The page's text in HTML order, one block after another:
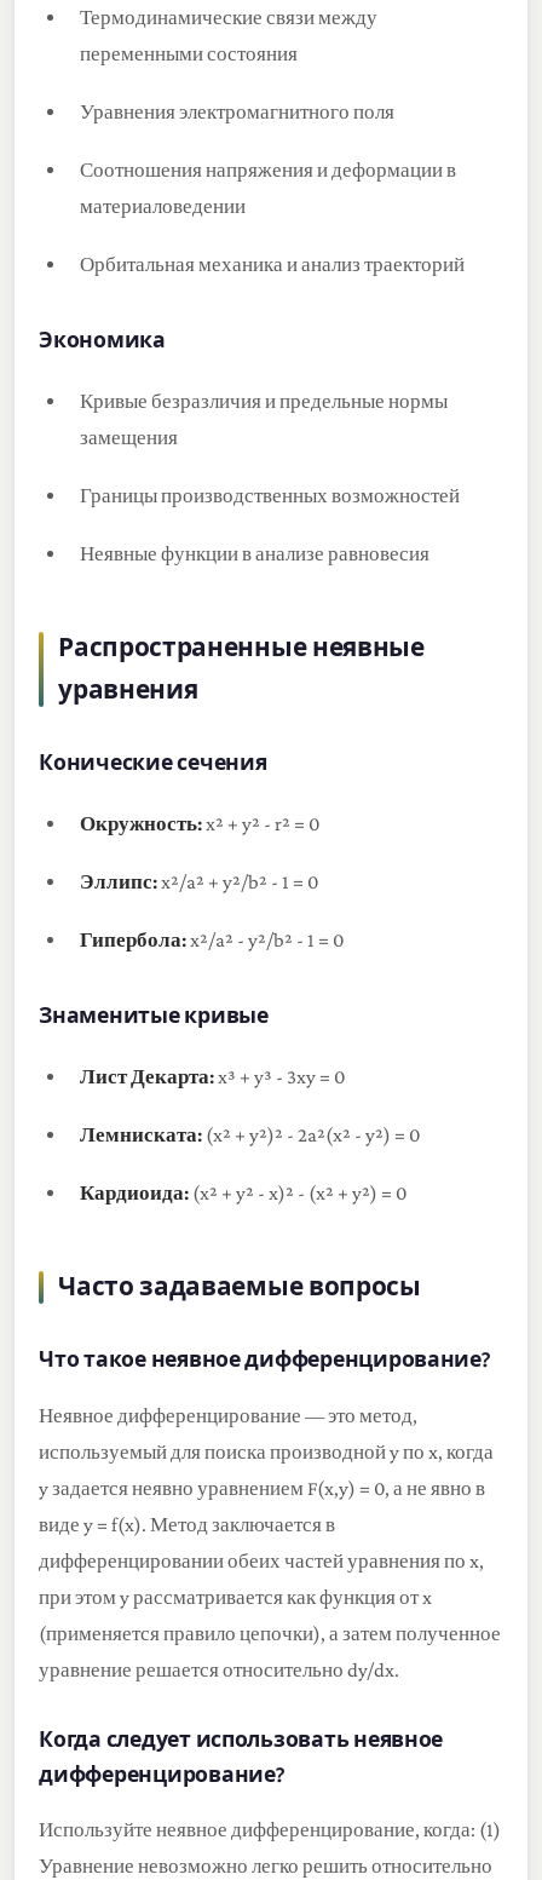
Термодинамические связи между
переменными состояния
Уравнения электромагнитного поля
Соотношения напряжения и деформации в
материаловедении
Орбитальная механика и анализ траекторий
Экономика
Кривые безразличия и предельные нормы
замещения
Границы производственных возможностей
Неявные функции в анализе равновесия
Распространенные неявные
уравнения
Конические сечения
Окружность:x² + y² - r² = 0
Эллипс:x²/a² + y²/b² - 1 = 0
Гипербола:x²/a² - y²/b² - 1 = 0
Знаменитые кривые
Лист Декарта:x³ + y³ - 3xy = 0
Лемниската: (x² + y²)² - 2a²(x² - y²) = 0
Кардиоида: (x² + y² - x)² - (x² + y²) = 0
Часто задаваемые вопросы
Что такое неявное дифференцирование?
Неявное дифференцирование — это метод,
используемый для поиска производной y по x, когда
y задается неявно уравнением F(x,y) = 0, а не явно в
виде y = f(x). Метод заключается в
дифференцировании обеих частей уравнения по x,
при этом y рассматривается как функция от x
(применяется правило цепочки), а затем полученное
уравнение решается относительно dy/dx.
Когда следует использовать неявное
дифференцирование?
Используйте неявное дифференцирование, когда: (1)
Уравнение невозможно легко решить относительно